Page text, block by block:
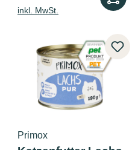
inkl. MwSt.
Primox